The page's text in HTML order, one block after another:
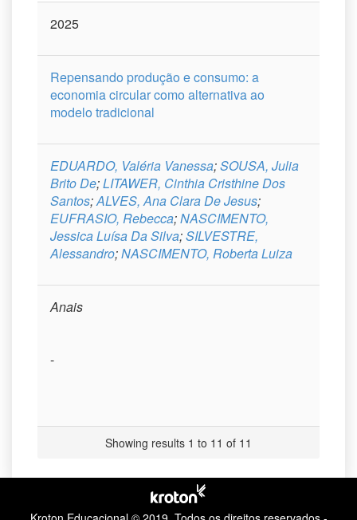
2025
Repensando produção e consumo: a
economia circular como alternativa ao
modelo tradicional
EDUARDO, Valéria Vanessa;SOUSA, Julia
Brito De;LITAWER, Cinthia Cristhine Dos
Santos;ALVES, Ana Clara De Jesus;
EUFRASIO, Rebecca;NASCIMENTO,
Jessica Luísa Da Silva;SILVESTRE,
Alessandro;NASCIMENTO, Roberta Luiza
Anais
-
Showing results 1 to 11 of 11